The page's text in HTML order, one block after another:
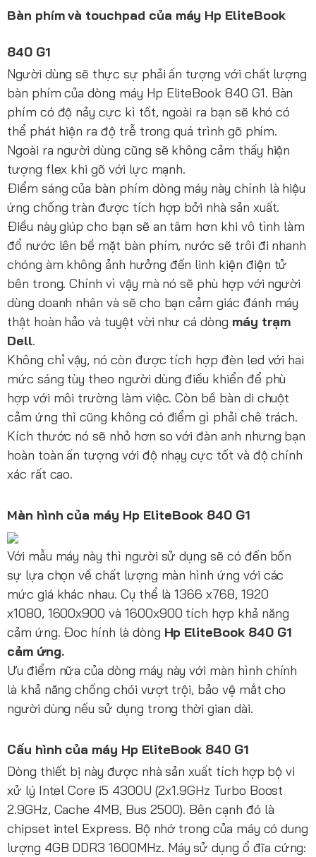
Bàn phím và touchpad của máy Hp EliteBook
840 G1
Người dùng sẽ thực sự phải ấn tượng với chất lượng
bàn phím của dòng máy Hp EliteBook 840 G1. Bàn
phím có độ nảy cực kì tốt, ngoài ra bạn sẽ khó có
thể phát hiện ra độ trễ trong quá trình gõ phím.
Ngoài ra người dùng cũng sẽ không cảm thấy hiện
tượng flex khi gõ với lực mạnh.
Điểm sáng của bàn phím dòng máy này chính là hiệu
ứng chống tràn được tích hợp bởi nhà sản xuất.
Điều này giúp cho bạn sẽ an tâm hơn khi vô tình làm
đổ nước lên bề mặt bàn phím, nước sẽ trôi đi nhanh
chóng àm không ảnh hưởng đến linh kiện điện tử
bên trong. Chính vì vậy mà nó sẽ phù hợp với người
dùng doanh nhân và sẽ cho bạn cảm giác đánh máy
thật hoàn hảo và tuyệt vời như cá dòng máy trạm
Dell.
Không chỉ vậy, nó còn được tích hợp đèn led với hai
mức sáng tùy theo người dùng điều khiển để phù
hợp với môi trường làm việc. Còn bề bàn di chuột
cảm ứng thì cũng không có điểm gì phải chê trách.
Kích thước nó sẽ nhỏ hơn so với đàn anh nhưng bạn
hoàn toàn ấn tượng với độ nhạy cực tốt và độ chính
xác rất cao.
Màn hình của máy Hp EliteBook 840 G1
Với mẫu máy này thì người sử dụng sẽ có đến bốn
sự lựa chọn về chất lượng màn hình ứng với các
mức giá khác nhau. Cụ thể là 1366 x768, 1920
x1080, 1600x900 và 1600x900 tích hợp khả năng
cảm ứng. Đoc hính là dòng Hp EliteBook 840 G1
cảm ứng.
Ưu điểm nữa của dòng máy này với màn hình chính
là khả năng chống chói vượt trội, bảo vệ mắt cho
người dùng nếu sử dụng trong thời gian dài.
Cấu hình của máy Hp EliteBook 840 G1
Dòng thiết bị này được nhà sản xuất tích hợp bộ vi
xử lý Intel Core i5 4300U (2x1.9GHz Turbo Boost
2.9GHz, Cache 4MB, Bus 2500). Bên cạnh đó là
chipset intel Express. Bộ nhớ trong của máy có dung
lượng 4GB DDR3 1600MHz. Máy sử dụng ổ đĩa cứng: